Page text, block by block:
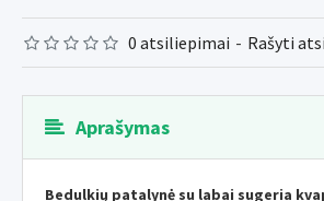
0 atsiliepimai - Rašyti
Aprašymas
Bedulkių patalynė su labai sugeria